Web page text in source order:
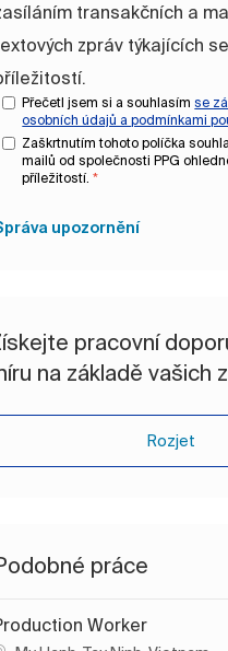
transakčních a
zpráv týkajících
Přečetl jsem si a souhlasímse
osobních údajů apodmínkami
Zaškrtnutím tohoto políčka
mailů od společnosti PPG
příležitostí. *
upozornění
pracovní
na základě vašich
Rozjet
práce
Worker